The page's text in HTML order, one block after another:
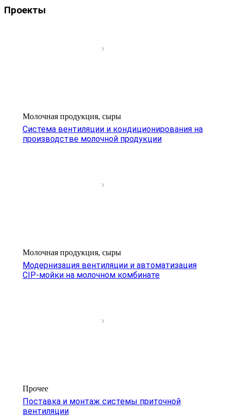
Проекты
Молочная продукция, сыры
Система вентиляции и кондиционирования на
производстве молочной продукции
Молочная продукция, сыры
Модернизация вентиляции и автоматизация
CIP-мойки на молочном комбинате
Прочее
Поставка и монтаж системы приточной
вентиляции